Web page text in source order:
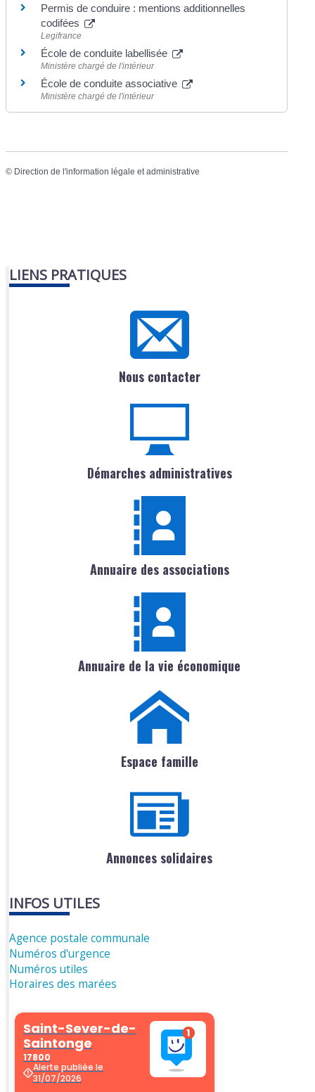
Permis de conduire : mentions additionnelles
codifées
Legifrance
École de conduite labellisée
Ministère chargé de l'intérieur
École de conduite associative
Ministère chargé de l'intérieur
© Direction de l'information légale et administrative
LIENS PRATIQUES
Nous contacter
Démarches administratives
Annuaire des associations
Annuaire de la vie économique
Espace famille
Annonces solidaires
INFOS UTILES
Agence postale communale
Numéros d'urgence
Numéros utiles
Horaires des marées